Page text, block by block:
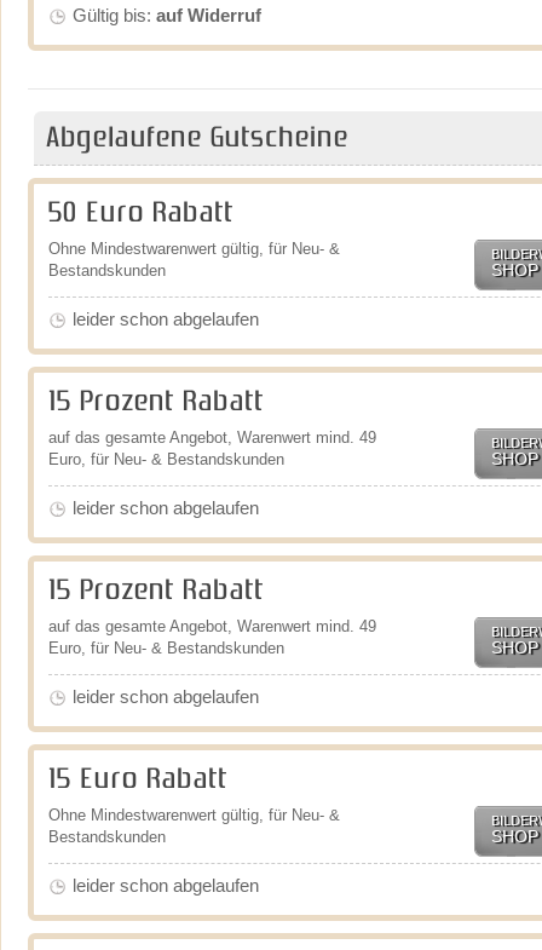
Gültig bis: auf Widerruf
Abgelaufene Gutscheine
50 Euro Rabatt
Ohne Mindestwarenwert gültig, für Neu- &
Bestandskunden
leider schon abgelaufen
15 Prozent Rabatt
auf das gesamte Angebot, Warenwert mind. 49
Euro, für Neu- & Bestandskunden
leider schon abgelaufen
15 Prozent Rabatt
auf das gesamte Angebot, Warenwert mind. 49
Euro, für Neu- & Bestandskunden
leider schon abgelaufen
15 Euro Rabatt
Ohne Mindestwarenwert gültig, für Neu- &
Bestandskunden
leider schon abgelaufen